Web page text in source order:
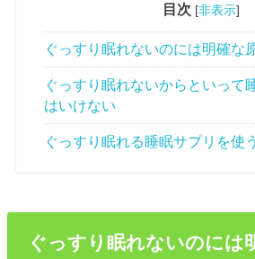
目次 [非表示]
ぐっすり眠れないのには明確な
ぐっすり眠れないからといって
はいけない
ぐっすり眠れる睡眠サプリを使
ぐっすり眠れないのには